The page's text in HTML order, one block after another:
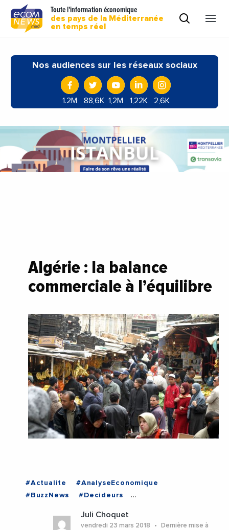
Toute l'information économique
des pays de la Méditerranée
en temps réel
Nos audiences sur les réseaux sociaux
1.2M 88,6K 1,2M 1,22K 2,6K
Algérie : la balance
commerciale à l’équilibre
#Actualite
#AnalyseEconomique
#BuzzNews
#Decideurs
#Institutions
#ALGERIE
Juli Choquet
vendredi 23 mars 2018
Dernière mise à